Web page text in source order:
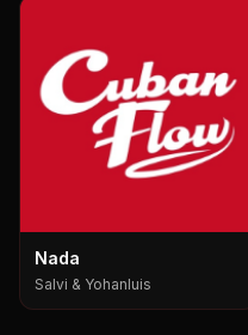
Nada
Salvi & Yohanluis